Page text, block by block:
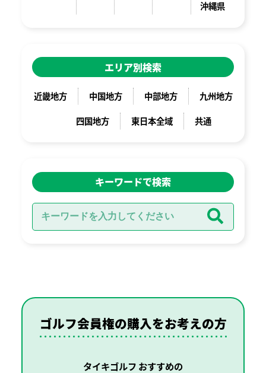
沖縄県
エリア別検索
近畿地方 中国地方 中部地方
九州地方
四国地方
東日本全域 共通
キーワードで検索
ゴルフ会員権の購入をお考えの方
タイキゴルフ おすすめの